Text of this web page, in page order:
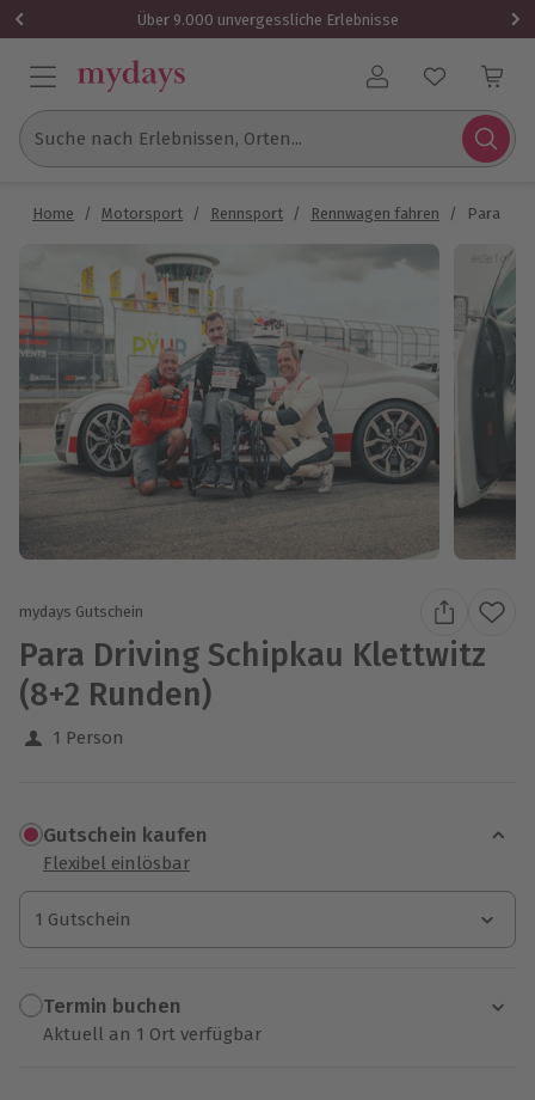
Über 9.000 unvergessliche Erlebnisse
Benutzerkonto
Suche nach Erlebnissen, Orten...
Home / Motorsport / Rennsport / Rennwagen fahren / Para
mydays Gutschein
Para Driving Schipkau Klettwitz
(8+2 Runden)
1 Person
Gutschein kaufen
Flexibel einlösbar
1 Gutschein
1 Gutschein
1 Gutschein
Termin buchen
Aktuell an 1 Ort verfügbar